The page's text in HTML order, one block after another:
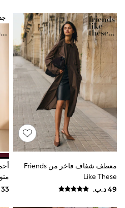
6-8 years
9-11 years
12-14 years
15+ years
All Clothing
Coats & Jackets
Dresses
Holiday Shop
Jeans
Jumpsuits & Playsuits
All Girl's New In
Kid's Top Picks
Top & Bottom Sets
Summer Dresses
THE SET
Knitwear
Loungewear
Nightwear & Pyjamas
معطف شفاف فاخر من Friends
Like These